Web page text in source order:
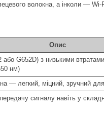
волокна, а інколи — Wi-
Опис
або G652D) з низькими
нм)
— легкий, міцний, зручний
сигналу навіть у